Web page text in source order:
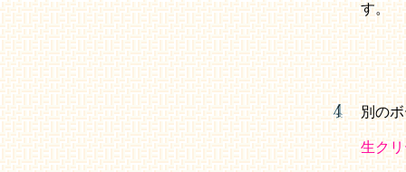
す。
別の
生ク